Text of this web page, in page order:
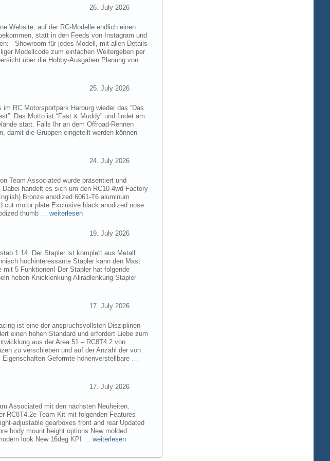
26. July 2026
Website, auf der RC-Modelle endlich einen
statt in den Feeds von Instagram und
Showroom für jedes Modell, mit allen Details
Modellcode zum einfachen Weitergeben per
über die Hobby-Ausgaben Planung von
25. July 2026
im RC Motorsportpark Harburg wieder das “Das
Das Motto ist “Fast & Muddy” und findet am
statt. Falls Ihr an dem Offroad-Rennen
damit die Gruppen eingeteilt werden können –
24. July 2026
Team Associated wurde präsentiert und
Dabei handelt es sich um den RC10 4wd Factory
Bronze anodized 6061-T6 aluminum
cut motor plate Exclusive black anodized nose
thumb …weiterlesen
19. July 2026
1:14. Der Stapler ist komplett aus Metall
hochinteressante Stapler kann den Mast
5 Funktionen! Der Stapler hat folgende
heben Knicklenkung Allradlenkung Stapler
17. July 2026
ist eine der anspruchsvollsten Disziplinen
einen hohen Standard und erfordert Liebe zum
aus der Area 51 – RC8T4.2 von
zu verschieben und auf der Anzahl der von
Eigenschaften Geformte höhenverstellbare …
17. July 2026
Associated mit den nächsten Neuheiten.
RC8T4.2e Team Kit mit folgenden Features
adjustable gearboxes front and rear Updated
body mount height options New molded
look New 16deg KPI …weiterlesen